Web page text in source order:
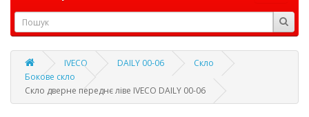
IVECO DAILY 00-06
Скло
Бокове скло
Скло дверне переднє ліве IVECO DAILY 00-06